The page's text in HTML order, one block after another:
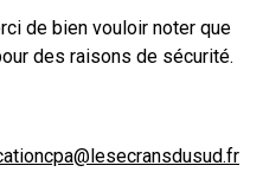
de bien vouloir noter que
des raisons de sécurité.